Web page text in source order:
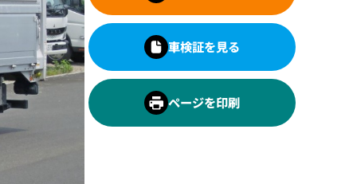
車検証を見る
ページを印刷